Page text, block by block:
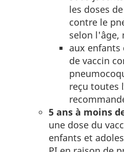
les doses
contre le
selon l'âge,
aux
de vaccin
reçu toutes
5 ans à moins
une dose du
enfants et